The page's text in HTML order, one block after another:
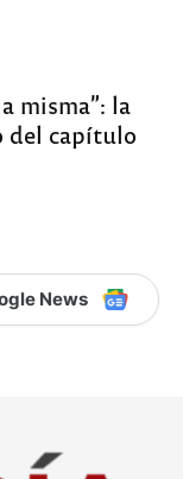
misma”: la
del capítulo
News